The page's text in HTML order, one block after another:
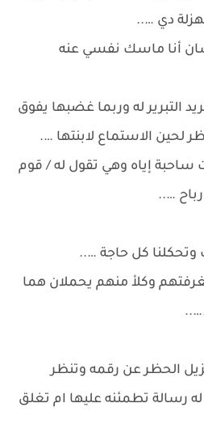
دي …..
أنا ماسك نفسي عنه
التبرير له وربما غضبها يفوق
لحين الاستماع لابنتها ….
ساحبة إياه وهي تقول له / قوم
…..
كل حاجة …..
وكلأ منهم يحملان هما
الحظر عن رقمه وتنظر
رسالة تطمئنه عليها ام تغلق